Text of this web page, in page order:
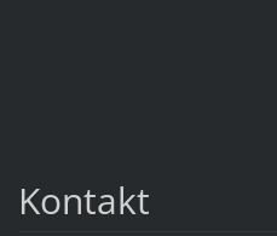
Kontakt